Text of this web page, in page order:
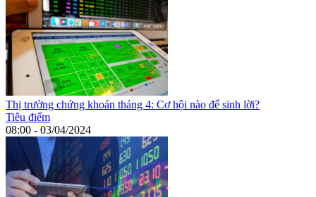
Thị trường chứng khoán tháng 4: Cơ hội nào để sinh lời?
Tiêu điểm
08:00 - 03/04/2024